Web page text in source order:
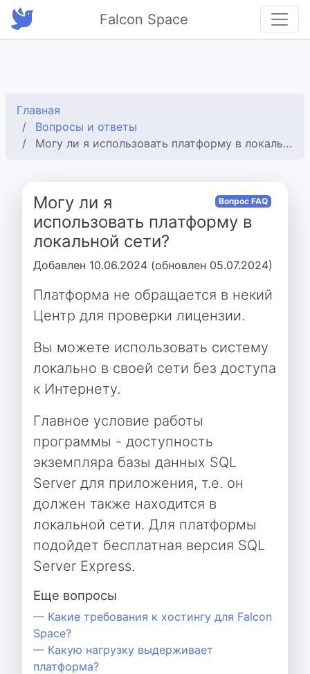
Falcon Space
Главная
Вопросы и ответы
Могу ли я использовать платформу в локальной сети?
Вопрос FAQ
Могу ли я
использовать платформу в
локальной сети?
Добавлен 10.06.2024 (обновлен 05.07.2024)
Платформа не обращается в некий
Центр для проверки лицензии.
Вы можете использовать систему
локально в своей сети без доступа
к Интернету.
Главное условие работы
программы - доступность
экземпляра базы данных SQL
Server для приложения, т.е. он
должен также находится в
локальной сети. Для платформы
подойдет бесплатная версия SQL
Server Express.
Еще вопросы
— Какие требования к хостингу для Falcon
Space?
— Какую нагрузку выдерживает
платформа?